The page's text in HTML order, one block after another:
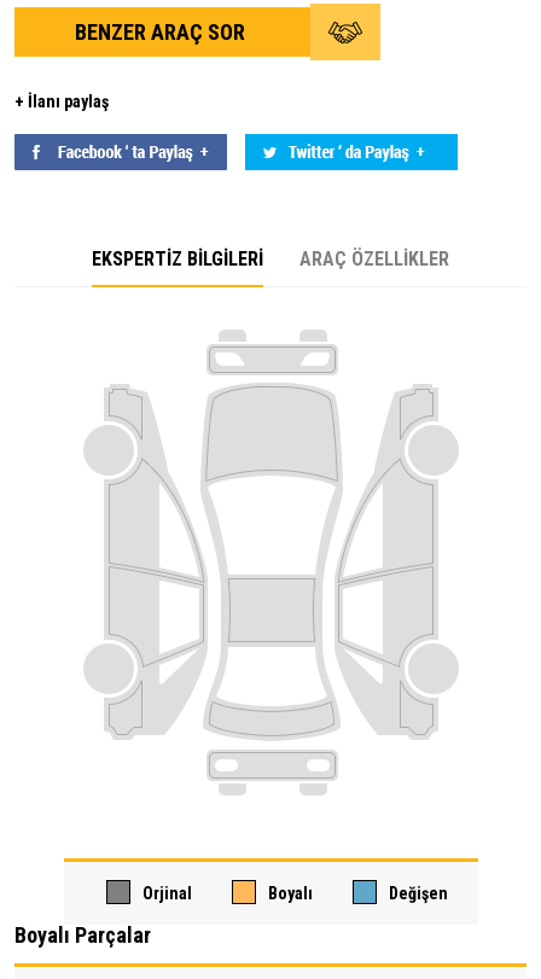
BENZER ARAÇ SOR
+ İlanı paylaş
EKSPERTİZ BİLGİLERİ ARAÇ ÖZELLİKLER
Orjinal Boyalı Değişen
Boyalı Parçalar